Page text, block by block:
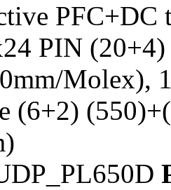
PFC+DC
PIN
Molex),
(6+2)